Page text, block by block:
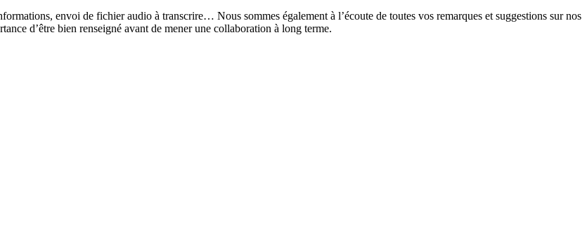
envoi de fichier audio à transcrire… Nous sommes également à l’écoute de toutes vos remarques et suggestions sur nos
d’être bien renseigné avant de mener une collaboration à long terme.